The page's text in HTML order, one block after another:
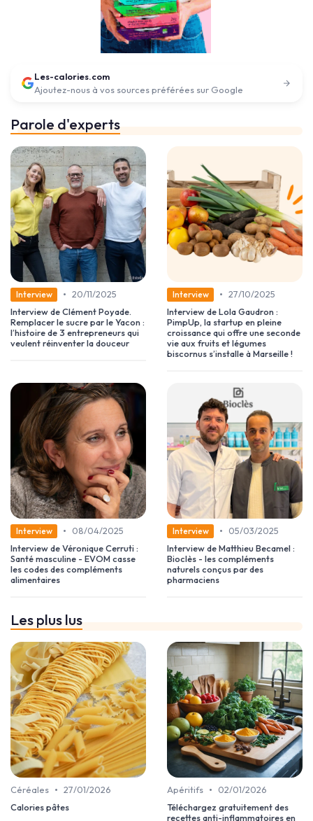
Les-calories.com
Ajoutez-nous à vos sources préférées sur Google
Parole d'experts
Interview • 20/11/2025
Interview de Clément Poyade.
Remplacer le sucre par le Yacon :
l’histoire de 3 entrepreneurs qui
veulent réinventer la douceur
Interview • 27/10/2025
Interview de Lola Gaudron :
PimpUp, la startup en pleine
croissance qui offre une seconde
vie aux fruits et légumes
biscornus s’installe à Marseille !
Interview •
08/04/2025
Interview de Véronique Cerruti :
Santé masculine - EVOM casse
les codes des compléments
alimentaires
Interview •
05/03/2025
Interview de Matthieu Becamel :
Bioclès - les compléments
naturels conçus par des
pharmaciens
Les plus lus
Céréales • 27/01/2026
Calories pâtes
Apéritifs •
02/01/2026
Téléchargez gratuitement des
recettes anti-inflammatoires en